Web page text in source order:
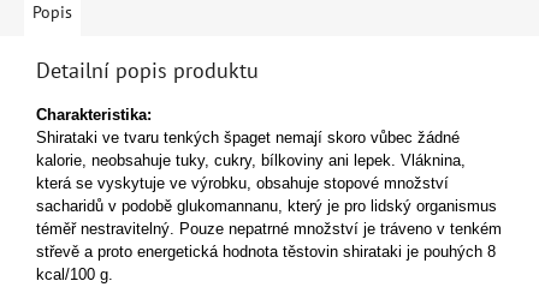
Popis
Detailní popis produktu
Charakteristika:
Shirataki ve tvaru tenkých špaget nemají skoro vůbec žádné
kalorie, neobsahuje tuky, cukry, bílkoviny ani lepek. Vláknina,
která se vyskytuje ve výrobku, obsahuje stopové množství
sacharidů v podobě glukomannanu, který je pro lidský organismus
téměř nestravitelný. Pouze nepatrné množství je tráveno v tenkém
střevě a proto energetická hodnota těstovin shirataki je pouhých 8
kcal/100 g.